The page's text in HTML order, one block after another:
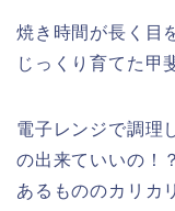
焼き時間が長く目
じっくり育てた甲
電子レンジで調理
の出来ていいの！
あるもののカリカ